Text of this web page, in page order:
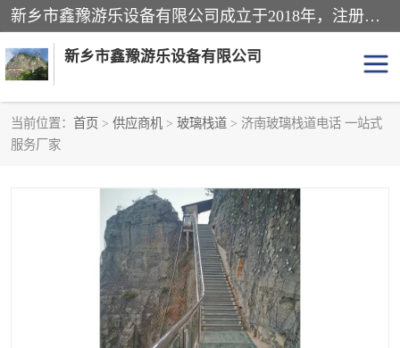
新乡市鑫豫游乐设备有限公司成立于2018年，注册地位于河南省。经营范围包括游乐设备、滑索、滑道、空中自行车、吊桥、拓展器材、攀岩器材、趣桥、悬崖秋千、网红桥、儿童乐园设备、水上乐园设备、丛林穿越设备、音乐呐喊设备、轨道滑车、栈道、玻璃滑道、观景平台、景观包装的设计、制造、销售、安装、维修，景区策划服务。
新乡市鑫豫游乐设备有限公司
当前位置： 首页 > 供应商机 > 玻璃栈道 > 济南玻璃栈道电话 一站式
服务厂家
游乐设备
儿童乐园设备
水上乐园设备
攀岩器材
空中自行车